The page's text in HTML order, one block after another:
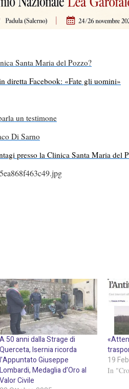
Santa Maria del Pozzo?
diretta Facebook: «Fate gli uomini»
un testimone
Di Sarno
presso la Clinica Santa Maria del
A 50 anni dalla Strage di
Querceta, Isernia ricorda
l’Appuntato Giuseppe
Lombardi, Medaglia d’Oro al
Valor Civile
19
In